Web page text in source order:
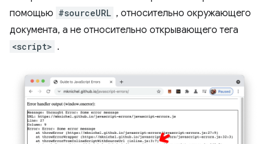
помощью #sourceURL , относительно окружающего
документа, а не относительно открывающего тега
<script> .